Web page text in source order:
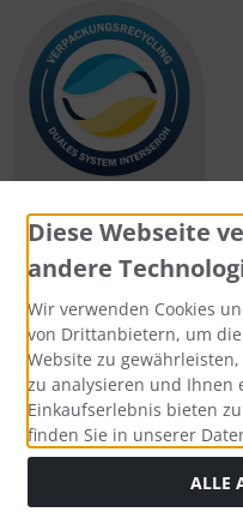
Zahlungsmethoden
Social Media
Diese Webseite
andere
Wir verwenden Cookies
von Drittanbietern, um
Website zu
zu analysieren und Ihnen
Einkaufserlebnis bieten
finden Sie in unserer
ALLE